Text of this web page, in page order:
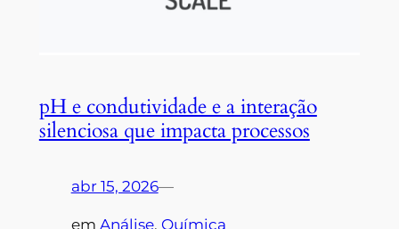
pH e condutividade e a interação
silenciosa que impacta processos
abr 15, 2026—
em Análise, Química